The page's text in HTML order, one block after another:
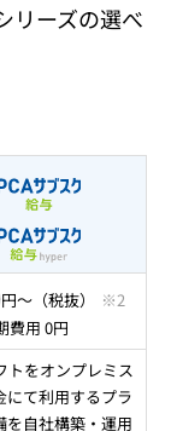
リーズの選べ
円～（税抜）
※2
費用 0円
トをオンプレミス
にて利用するプラ
を自社構築・運用